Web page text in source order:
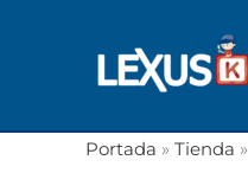
Portada » Tienda »